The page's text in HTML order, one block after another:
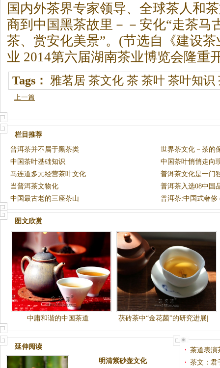
国内外茶界专家领导、全球茶人和
商到中国黑茶故里－－安化“走茶马
茶、赏安化美景”。(节选自《建设
业 2014第六届湖南茶业博览会隆重
Tags： 雅茗居 茶文化 茶 茶叶 茶叶知识
上一篇
栏目推荐
普洱茶并不属于黑茶类
世界茶文化－茶的
中国茶叶基础知识
中国茶叶悄悄走向
马连道多元经营茶叶文化
普洱茶文化是一门
当普洱茶文物化
普洱茶入选08中国
中国最古老的三座茶山
普洱茶:中国式奢侈
图文欣赏
中庸和谐的中国茶道
茯砖茶中“金花菌”的研究进展|
黑茶金花
延伸阅读
明清紫砂壶文化
茶道表演
茶文：君